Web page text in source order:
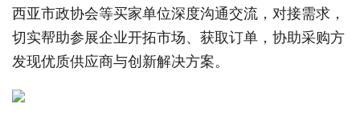
西亚市政协会等买家单位深度沟通交流，对接需求，
切实帮助参展企业开拓市场、获取订单，协助采购方
发现优质供应商与创新解决方案。